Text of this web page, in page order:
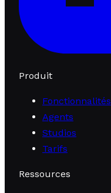
Produit
Fonctionnalités
Agents
Studios
Tarifs
Ressources